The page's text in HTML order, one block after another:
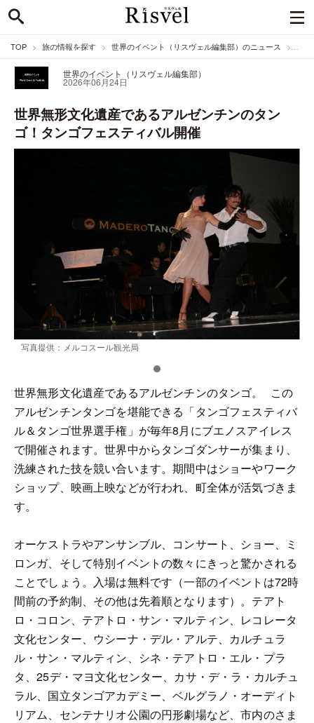
TOP 旅の情報を探す 世界のイベント（リスヴェル編集部）のニュース
世界のイベント（リスヴェル編集部）
2026年06月24日
世界無形文化遺産であるアルゼンチンのタン
ゴ！タンゴフェスティバル開催
写真提供：メルコスール観光局
世界無形文化遺産であるアルゼンチンのタンゴ。 この
アルゼンチンタンゴを堪能できる「タンゴフェスティバ
ル＆タンゴ世界選手権」が毎年8月にブエノスアイレス
で開催されます。世界中からタンゴダンサーが集まり、
洗練された技を競い合います。期間中はショーやワーク
ショップ、映画上映などが行われ、町全体が活気づきま
す。
オーケストラやアンサンブル、コンサート、ショー、ミ
ロンガ、そして特別イベントの数々にきっと驚かされる
ことでしょう。入場は無料です（一部のイベントは72時
間前の予約制、その他は先着順となります）。テアト
ロ・コロン、テアトロ・サン・マルティン、レコレータ
文化センター、ウシーナ・デル・アルテ、カルチュラ
ル・サン・マルティン、シネ・テアトロ・エル・プラ
タ、25デ・マヨ文化センター、カサ・デ・ラ・カルチュ
ラル、国立タンゴアカデミー、ベルグラノ・オーディト
リアム、センテナリオ公園の円形劇場など、市内のさま